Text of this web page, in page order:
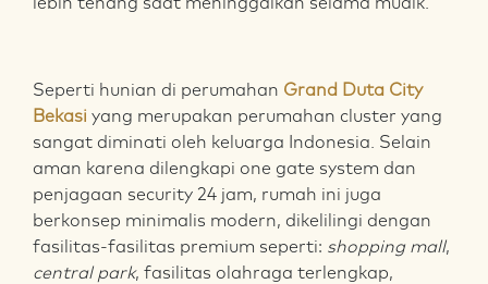
lebih tenang saat meninggalkan selama mudik.
Seperti hunian di perumahan Grand Duta City
Bekasi yang merupakan perumahan cluster yang
sangat diminati oleh keluarga Indonesia. Selain
aman karena dilengkapi one gate system dan
penjagaan security 24 jam, rumah ini juga
berkonsep minimalis modern, dikelilingi dengan
fasilitas-fasilitas premium seperti: shopping mall,
central park, fasilitas olahraga terlengkap,